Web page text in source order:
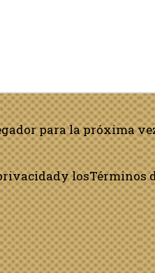
para la próxima
y losTérminos